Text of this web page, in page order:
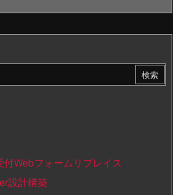
付Webフォームリプレイス
設計構築